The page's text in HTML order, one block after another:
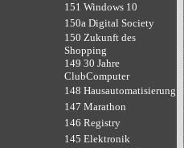
151 Windows 10
150a Digital Society
150 Zukunft des
Shopping
149 30 Jahre
ClubComputer
148 Hausautomatisierung
147 Marathon
146 Registry
145 Elektronik